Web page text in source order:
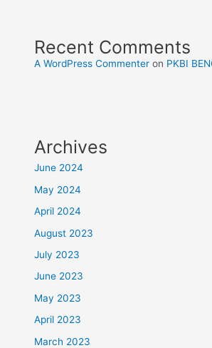
Recent Comments
A WordPress Commenter on PKBI
Archives
June 2024
May 2024
April 2024
August 2023
July 2023
June 2023
May 2023
April 2023
March 2023